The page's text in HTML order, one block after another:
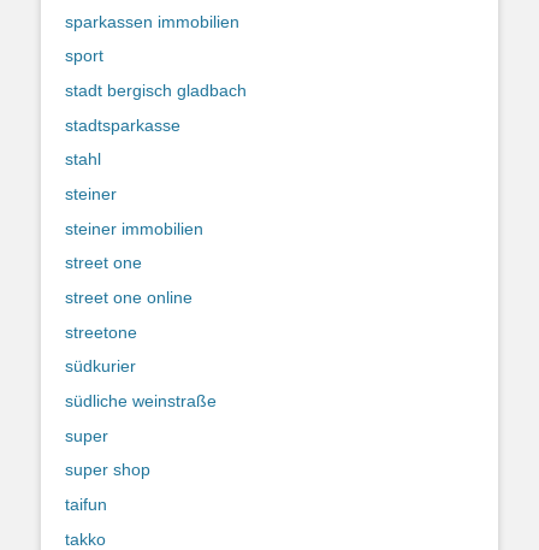
sparkassen immobilien
sport
stadt bergisch gladbach
stadtsparkasse
stahl
steiner
steiner immobilien
street one
street one online
streetone
südkurier
südliche weinstraße
super
super shop
taifun
takko